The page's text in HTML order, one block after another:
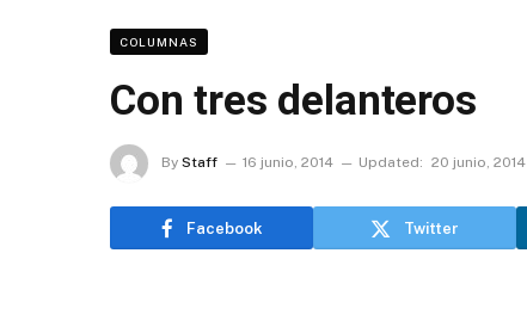
COLUMNAS
Con tres delanteros
By Staff 16 junio, 2014 Updated: 20 junio, 2014
Facebook Twitter